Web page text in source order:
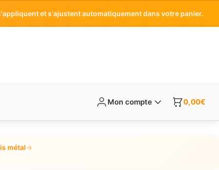
et s'ajustent automatiquement dans votre panier.
Mon compte 0,00€
métal→